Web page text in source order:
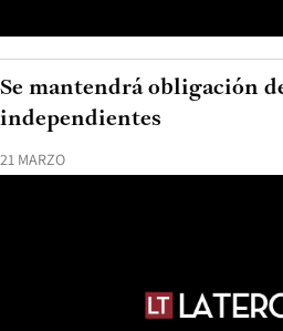
21 MARZO
Se mantendrá obligación
independientes